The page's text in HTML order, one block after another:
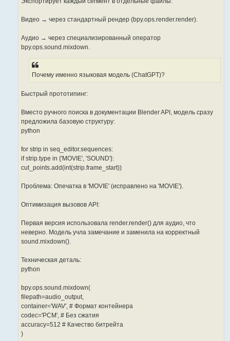
Видео → через стандартный рендер (bpy.ops.render.render).
Аудио → через специализированный оператор
bpy.ops.sound.mixdown.
Почему именно языковая модель (ChatGPT)?
Быстрый прототипинг:
Вместо ручного поиска в документации Blender API, модель сразу
предложила базовую структуру:
python
for strip in seq_editor.sequences:
if strip.type in {'MOVIE', 'SOUND'}:
cut_points.add(int(strip.frame_start))
Проблема: Опечатка в 'MOVIE' (исправлено на 'MOVIE').
Оптимизация вызовов API:
Первая версия использовала render.render() для аудио, что
неверно. Модель учла замечание и заменила на корректный
sound.mixdown().
Техническая деталь:
python
bpy.ops.sound.mixdown(
filepath=audio_output,
container='WAV', # Формат контейнера
codec='PCM', # Без сжатия
accuracy=512 # Качество битрейта
)